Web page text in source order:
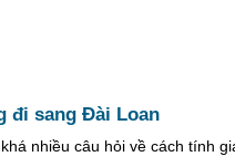
đi sang Đài Loan
nhiều câu hỏi về cách tính